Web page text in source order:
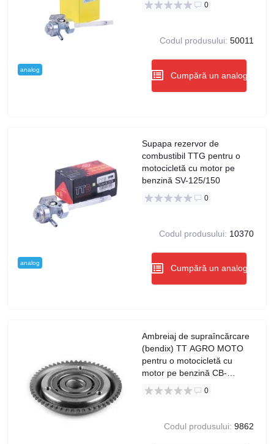
analog
0
Codul produsului: 50011
Cumpără un analog
analog
Supapa rezervor de
combustibil TTG pentru o
motocicletă cu motor pe
benzină SV-125/150
0
Codul produsului: 10370
Cumpără un analog
Ambreiaj de supraîncărcare
(bendix) TT AGRO MOTO
pentru o motocicletă cu
motor pe benzină CB-
125/150
0
Codul produsului: 9862